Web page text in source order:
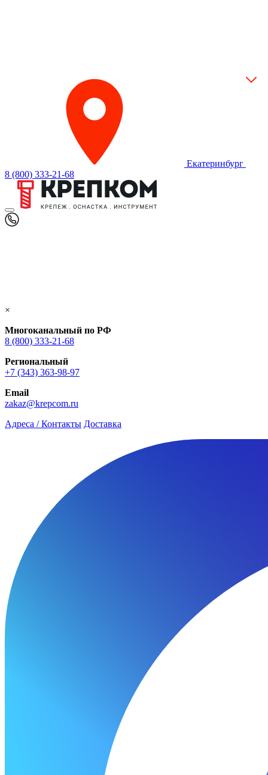
Екатеринбург
8 (800) 333-21-68
×
Многоканальный по РФ
8 (800) 333‑21-68
Региональный
+7 (343) 363-98-97
Email
zakaz@krepcom.ru
Адреса / Контакты Доставка